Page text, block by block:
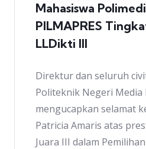
Mahasiswa
PILMAPRES
LLDikti III
Direktur dan seluruh
Politeknik Negeri Media
mengucapkan selamat
Patricia Amaris atas
Juara III dalam